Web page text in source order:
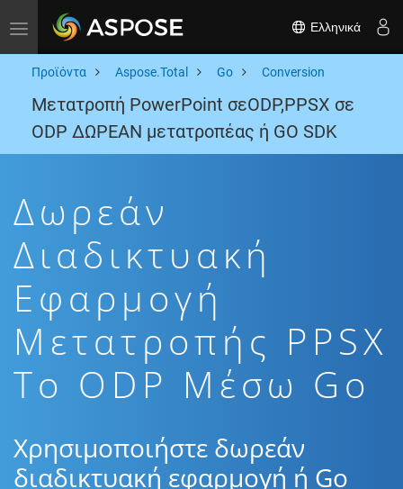
Toggle navigation Ελληνικά
Προϊόντα Aspose.Total Go Conversion
Μετατροπή PowerPoint σεODP,PPSX σε
ODP ΔΩΡΕΑΝ μετατροπέας ή GO SDK
Δωρεάν
Διαδικτυακή
Εφαρμογή
Μετατροπής PPSX
To ODP Μέσω Go
Χρησιμοποιήστε δωρεάν
διαδικτυακή εφαρμογή ή Go